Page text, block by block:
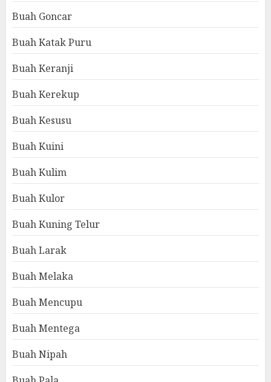
Buah Goncar
Buah Katak Puru
Buah Keranji
Buah Kerekup
Buah Kesusu
Buah Kuini
Buah Kulim
Buah Kulor
Buah Kuning Telur
Buah Larak
Buah Melaka
Buah Mencupu
Buah Mentega
Buah Nipah